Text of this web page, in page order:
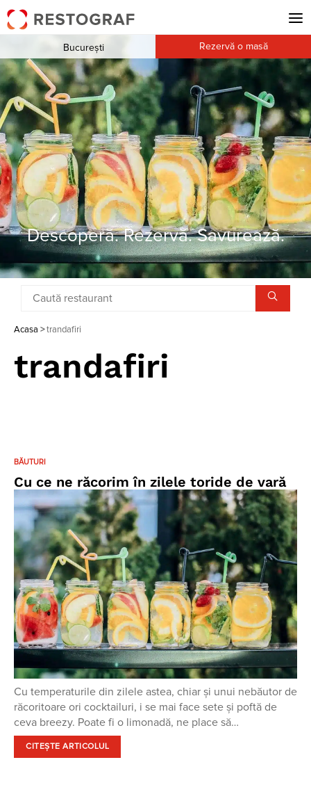
Descoperă. Rezervă. Savurează.
București Rezervă o masă
Acasa >trandafiri
trandafiri
BĂUTURI
Cu ce ne răcorim în zilele toride de vară
Cu temperaturile din zilele astea, chiar și unui nebăutor de
răcoritoare ori cocktailuri, i se mai face sete și poftă de
ceva breezy. Poate fi o limonadă, ne place să…
CITEȘTE ARTICOLUL